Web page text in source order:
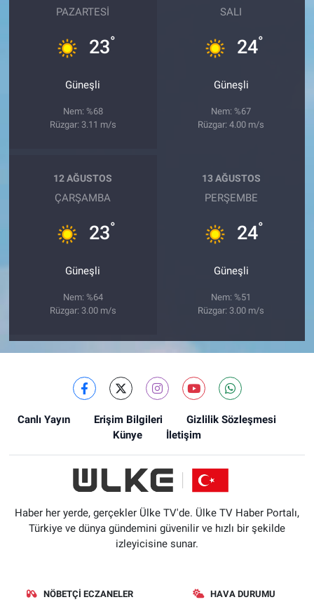
PAZARTESI
23°
Güneşli
Nem: %68
Rüzgar: 3.11 m/s
SALI
24°
Güneşli
Nem: %67
Rüzgar: 4.00 m/s
12 AĞUSTOS
ÇARŞAMBA
23°
Güneşli
Nem: %64
Rüzgar: 3.00 m/s
13 AĞUSTOS
PERŞEMBE
24°
Güneşli
Nem: %51
Rüzgar: 3.00 m/s
Canlı Yayın Erişim Bilgileri
Gizlilik Sözleşmesi
Künye
İletişim
Haber her yerde, gerçekler Ülke TV'de. Ülke TV Haber Portalı,
Türkiye ve dünya gündemini güvenilir ve hızlı bir şekilde
izleyicisine sunar.
NÖBETÇI ECZANELER HAVA DURUMU